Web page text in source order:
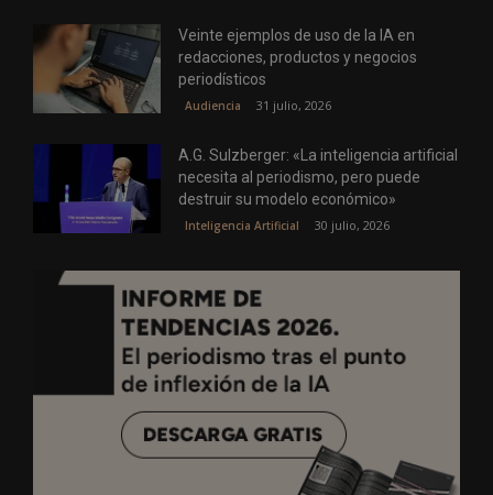
Veinte ejemplos de uso de la IA en
redacciones, productos y negocios
periodísticos
Audiencia 31 julio, 2026
A.G. Sulzberger: «La inteligencia artificial
necesita al periodismo, pero puede
destruir su modelo económico»
Inteligencia Artificial 30 julio, 2026